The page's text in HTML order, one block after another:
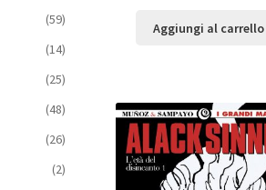
Aggiungi al carrello
(59)
(14)
(25)
(48)
(26)
(2)